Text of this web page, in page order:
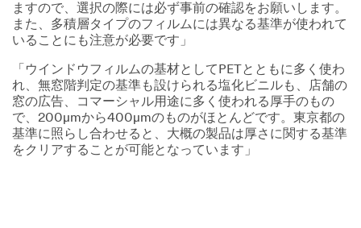
ますので、選択の際には必ず事前の確認をお願いします。
また、多積層タイプのフィルムには異なる基準が使われて
いることにも注意が必要です」
「ウインドウフィルムの基材としてPETとともに多く使わ
れ、無窓階判定の基準も設けられる塩化ビニルも、店舗の
窓の広告、コマーシャル用途に多く使われる厚手のもの
で、200µmから400µmのものがほとんどです。東京都の
基準に照らし合わせると、大概の製品は厚さに関する基準
をクリアすることが可能となっています」